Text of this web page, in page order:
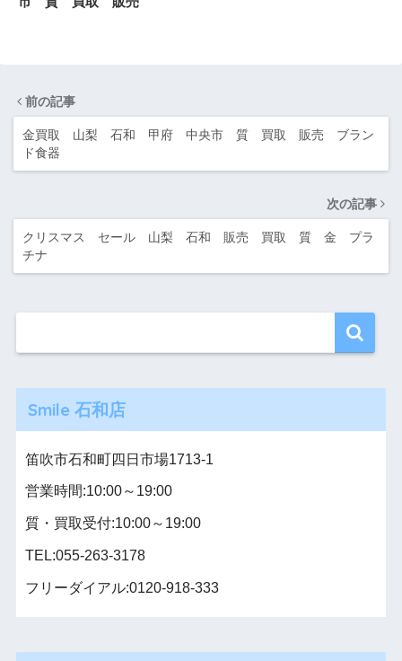
前の記事
金買取 山梨 石和 甲府 中央市 質 買取 販売 ブラン
ド食器
次の記事
クリスマス セール 山梨 石和 販売 買取 質 金 プラ
チナ
Smile 石和店
笛吹市石和町四日市場1713-1
営業時間:10:00～19:00
質・買取受付:10:00～19:00
TEL:055-263-3178
フリーダイアル:0120-918-333